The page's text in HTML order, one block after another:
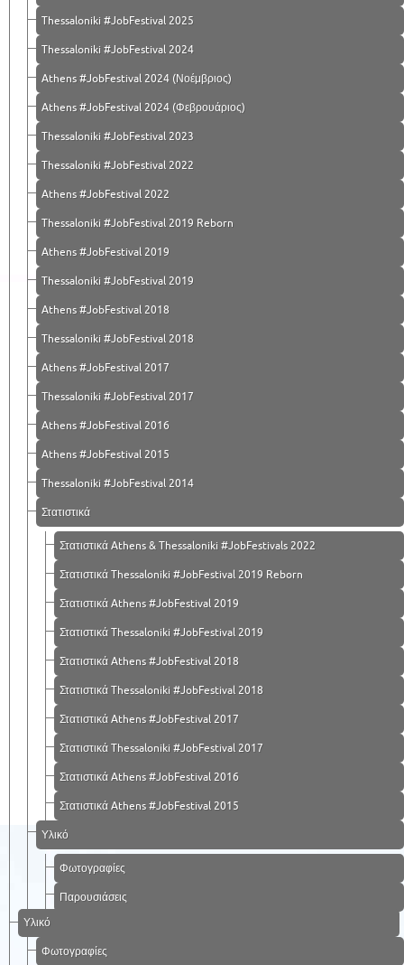
Thessaloniki #JobFestival 2025
Thessaloniki #JobFestival 2024
Athens #JobFestival 2024 (Νοέμβριος)
Athens #JobFestival 2024 (Φεβρουάριος)
Thessaloniki #JobFestival 2023
Thessaloniki #JobFestival 2022
Athens #JobFestival 2022
Thessaloniki #JobFestival 2019 Reborn
Athens #JobFestival 2019
Thessaloniki #JobFestival 2019
Athens #JobFestival 2018
Thessaloniki #JobFestival 2018
Athens #JobFestival 2017
Τhessaloniki #JobFestival 2017
Athens #JobFestival 2016
Athens #JobFestival 2015
Thessaloniki #JobFestival 2014
Στατιστικά
Στατιστικά Athens & Thessaloniki #JobFestivals 2022
Στατιστικά Thessaloniki #JobFestival 2019 Reborn
Στατιστικά Athens #JobFestival 2019
Στατιστικά Thessaloniki #JobFestival 2019
Στατιστικά Athens #JobFestival 2018
Στατιστικά Thessaloniki #JobFestival 2018
Στατιστικά Athens #JobFestival 2017
Στατιστικά Thessaloniki #JobFestival 2017
Στατιστικά Athens #JobFestival 2016
Στατιστικά Athens #JobFestival 2015
Υλικό
Φωτογραφίες
Παρουσιάσεις
Υλικό
Φωτογραφίες